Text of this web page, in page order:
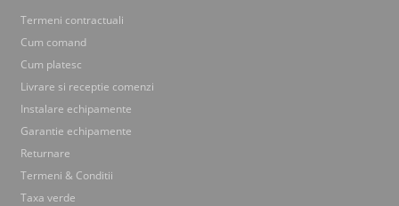
Termeni contractuali
Cum comand
Cum platesc
Livrare si receptie comenzi
Instalare echipamente
Garantie echipamente
Returnare
Termeni & Conditii
Taxa verde